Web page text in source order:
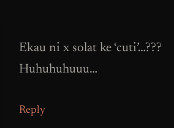
Ekau ni x solat ke ‘cuti’…???
Huhuhuhuuu…
Reply